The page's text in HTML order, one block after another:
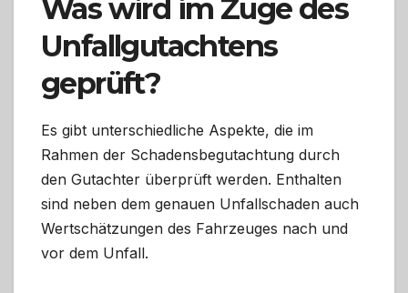
Was wird im Zuge des
Unfallgutachtens
geprüft?
Es gibt unterschiedliche Aspekte, die im
Rahmen der Schadensbegutachtung durch
den Gutachter überprüft werden. Enthalten
sind neben dem genauen Unfallschaden auch
Wertschätzungen des Fahrzeuges nach und
vor dem Unfall.